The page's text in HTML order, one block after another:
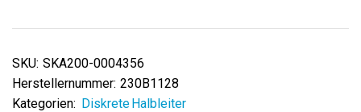
SKU: SKA200-0004356
Herstellernummer: 230B1128
Kategorien: Diskrete Halbleiter